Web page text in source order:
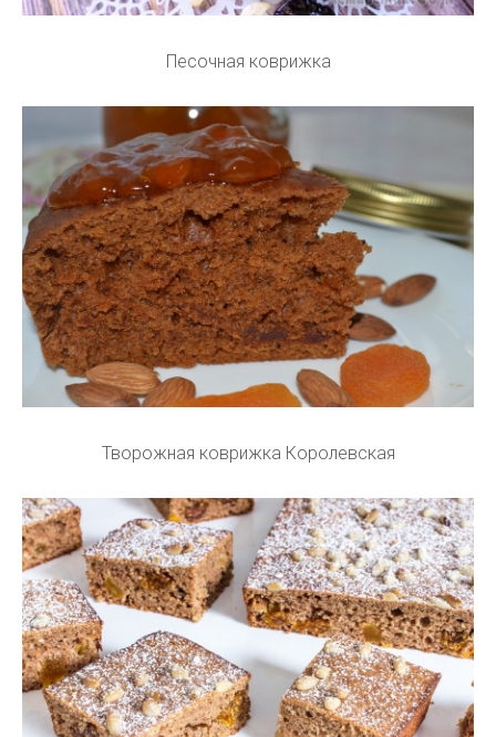
Песочная коврижка
Творожная коврижка Королевская